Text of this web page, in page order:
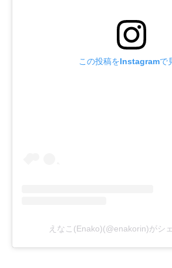
この投稿をInstagramで
えなこ(Enako)(@enakorin)がシ